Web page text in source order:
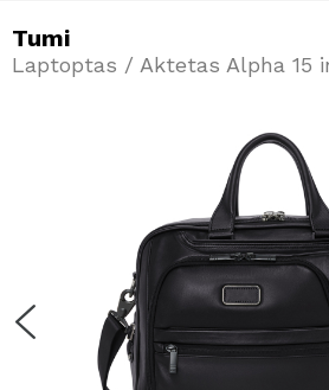
Tumi
Laptoptas / Aktetas Alpha 15